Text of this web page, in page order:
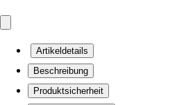
Artikeldetails
Beschreibung
Produktsicherheit